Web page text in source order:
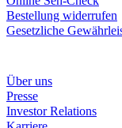
Bestellung widerrufen
Gesetzliche
Über uns
Presse
Investor Relations